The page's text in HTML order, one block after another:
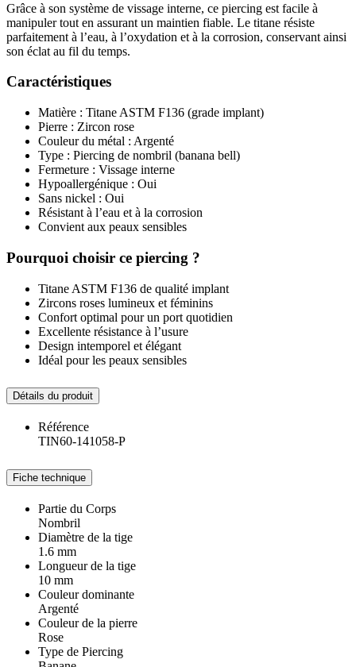
Grâce à son système de vissage interne, ce piercing est facile à
manipuler tout en assurant un maintien fiable. Le titane résiste
parfaitement à l’eau, à l’oxydation et à la corrosion, conservant ainsi
son éclat au fil du temps.
Caractéristiques
Matière : Titane ASTM F136 (grade implant)
Pierre : Zircon rose
Couleur du métal : Argenté
Type : Piercing de nombril (banana bell)
Fermeture : Vissage interne
Hypoallergénique : Oui
Sans nickel : Oui
Résistant à l’eau et à la corrosion
Convient aux peaux sensibles
Pourquoi choisir ce piercing ?
Titane ASTM F136 de qualité implant
Zircons roses lumineux et féminins
Confort optimal pour un port quotidien
Excellente résistance à l’usure
Design intemporel et élégant
Idéal pour les peaux sensibles
Détails du produit
Référence
TIN60-141058-P
Fiche technique
Partie du Corps
Nombril
Diamètre de la tige
1.6 mm
Longueur de la tige
10 mm
Couleur dominante
Argenté
Couleur de la pierre
Rose
Type de Piercing